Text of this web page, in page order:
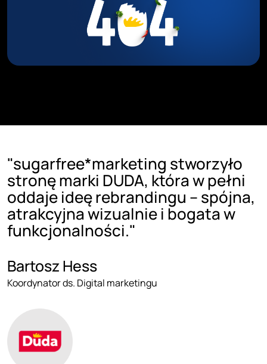
"sugarfree*marketing stworzyło
stronę marki DUDA, która w pełni
oddaje ideę rebrandingu – spójna,
atrakcyjna wizualnie i bogata w
funkcjonalności."
Bartosz Hess
Koordynator ds. Digital marketingu